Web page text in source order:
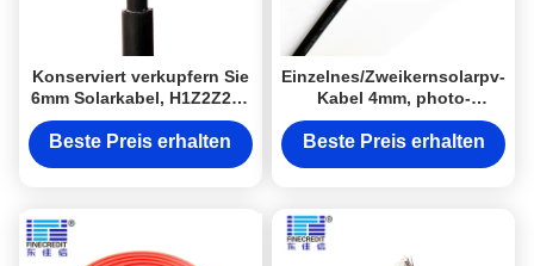
Konserviert verkupfern Sie
6mm Solarkabel, H1Z2Z2-K
1.5kV Solardc-Draht
Beste Preis erhalten
Einzelnes/Zweikernsolarpv-
Kabel 4mm, photo-
voltaischer Draht PV1-F
XLPE
Beste Preis erhalten